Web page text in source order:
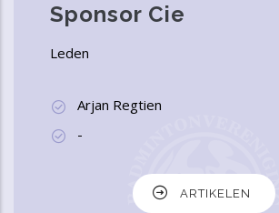
Sponsor Cie
Leden
Arjan Regtien
-
ARTIKELEN